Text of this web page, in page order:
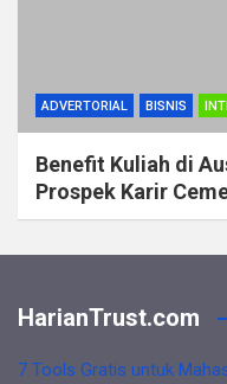
ADVERTORIAL BISNIS
Benefit Kuliah di
Prospek Karir
HarianTrust.com
7 Tools Gratis untuk